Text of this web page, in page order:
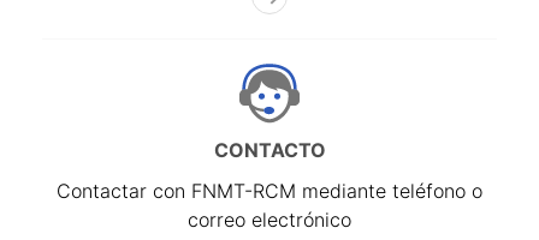
CONTACTO
Contactar con FNMT-RCM mediante teléfono o
correo electrónico